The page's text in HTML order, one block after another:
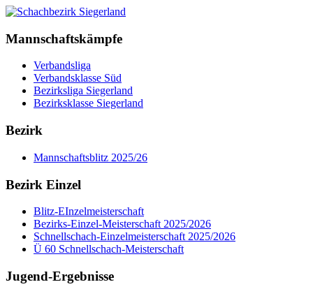
Mannschaftskämpfe
Verbandsliga
Verbandsklasse Süd
Bezirksliga Siegerland
Bezirksklasse Siegerland
Bezirk
Mannschaftsblitz 2025/26
Bezirk Einzel
Blitz-EInzelmeisterschaft
Bezirks-Einzel-Meisterschaft 2025/2026
Schnellschach-Einzelmeisterschaft 2025/2026
Ü 60 Schnellschach-Meisterschaft
Jugend-Ergebnisse